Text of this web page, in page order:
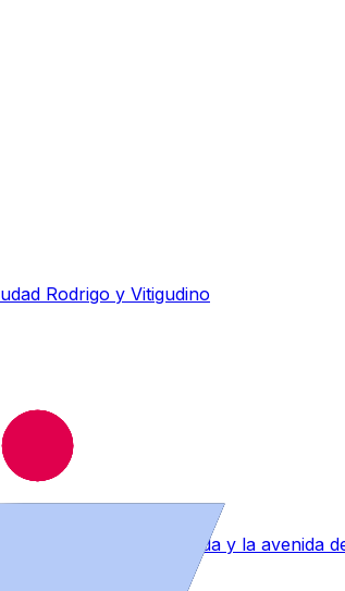
Rodrigo y Vitigudino
la calle Espronceda y la avenida